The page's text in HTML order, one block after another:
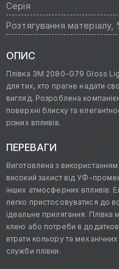
Серія
Розтягування матеріалу,
ОПИС
Плівка 3M 2080-G79 Gloss
для тих, хто прагне надати
вигляд. Розроблена
поверхні блиску та
різних впливів.
ПЕРЕВАГИ
Виготовлена з використанням
високий захист від УФ-
інших атмосферних впливів.
легко пристосовуватися до
ідеальне прилягання. Плівка
клею або потреби в
втрати кольору та
служби плівки.